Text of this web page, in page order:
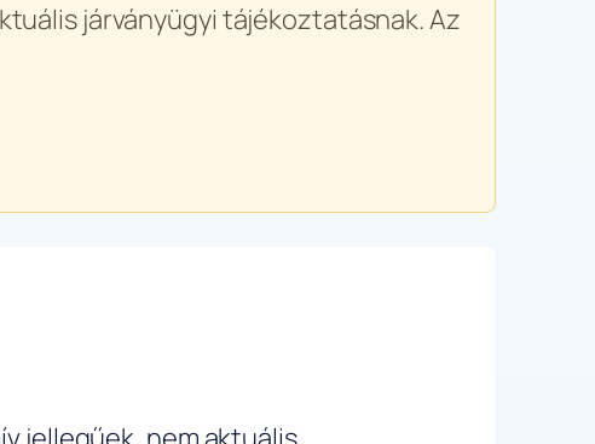
járványügyi tájékoztatásnak. Az